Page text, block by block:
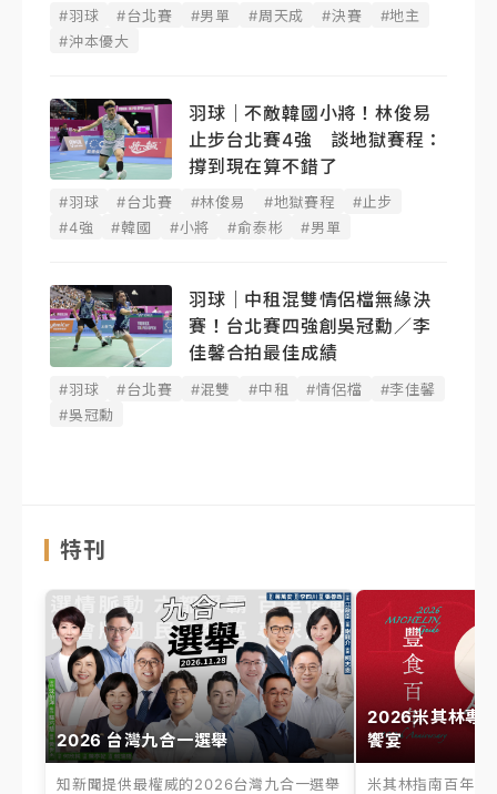
#羽球 #台北賽 #男單 #周天成 #決賽
#地主
#沖本優大
羽球｜不敵韓國小將！林俊易
止步台北賽4強 談地獄賽程：
撐到現在算不錯了
#羽球 #台北賽 #林俊易 #地獄賽程
#止步
#4強
#韓國 #小將 #俞泰彬 #男單
羽球｜中租混雙情侶檔無緣決
賽！台北賽四強創吳冠勳／李
佳馨合拍最佳成績
#羽球 #台北賽 #混雙 #中租 #情侶檔
#李佳馨
#吳冠勳
特刊
2026 台灣九合一選舉
知新聞提供最權威的2026台灣九合一選舉
2026米其林專
饗宴
米其林指南百年之